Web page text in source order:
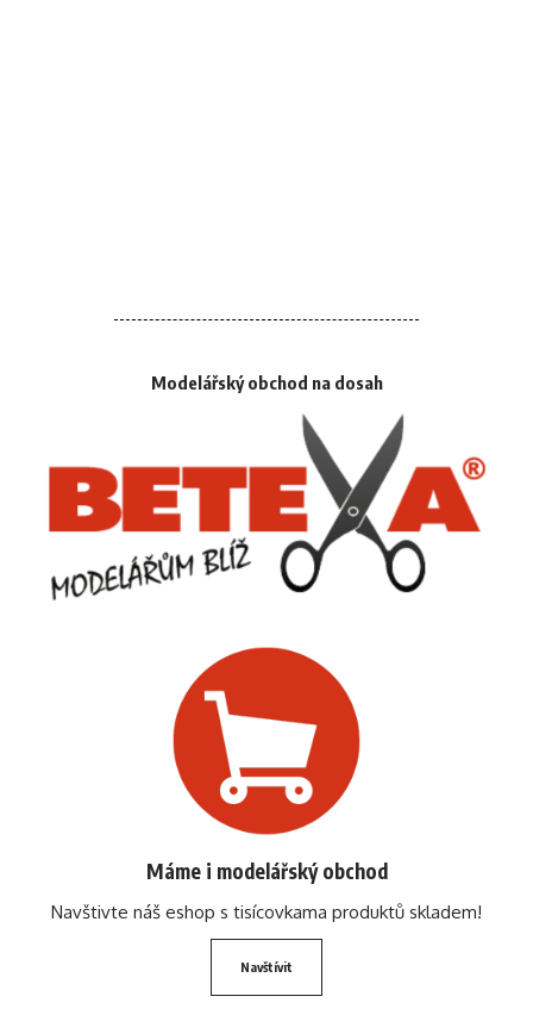
Modelářský obchod na dosah
Máme i modelářský obchod
Navštivte náš eshop s tisícovkama produktů skladem!
Navštívit